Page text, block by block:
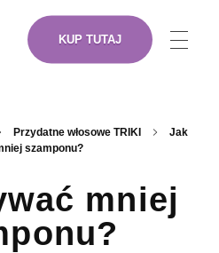
KUP TUTAJ
Przydatne włosowe TRIKI
Jak
szamponu?
mniej